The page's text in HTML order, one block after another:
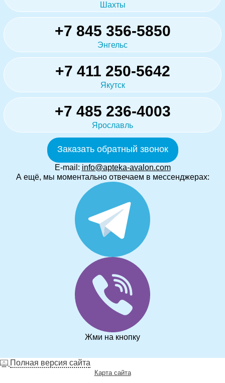
Шахты
+7 845 356-5850
Энгельс
+7 411 250-5642
Якутск
+7 485 236-4003
Ярославль
Заказать обратный звонок
E-mail: info@apteka-avalon.com
А ещё, мы моментально отвечаем в мессенджерах:
Жми на кнопку
Полная версия сайта
Карта сайта